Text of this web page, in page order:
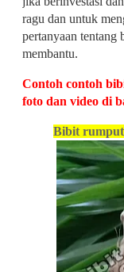
ragu dan untuk
pertanyaan tentang
membantu.
Contoh contoh
foto dan video di
Bibit rumput